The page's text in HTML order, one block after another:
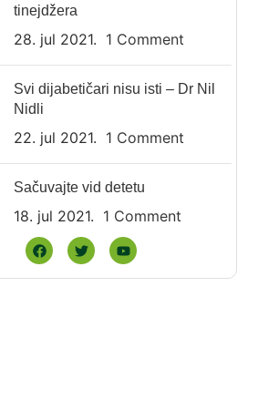
tinejdžera
28. jul 2021. 1 Comment
Svi dijabetičari nisu isti – Dr Nil
Nidli
22. jul 2021. 1 Comment
Sačuvajte vid detetu
18. jul 2021. 1 Comment